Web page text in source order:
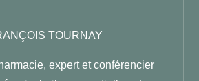
TOURNAY
expert et conférencier